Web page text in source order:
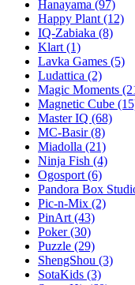
Hanayama (97)
Happy Plant (12)
IQ-Zabiaka (8)
Klart (1)
Lavka Games (5)
Ludattica (2)
Magic Moments
Magnetic Cube
Master IQ (68)
MC-Basir(8)
Miadolla (21)
Ninja Fish (4)
Ogosport (6)
Pandora Box
Pic-n-Mix (2)
PinArt (43)
Poker(30)
Puzzle (29)
ShengShou (3)
SotaKids (3)